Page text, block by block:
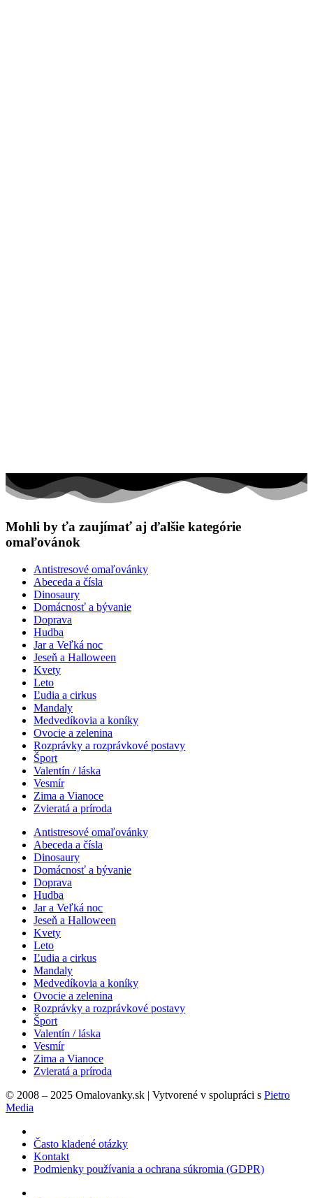
Mohli by ťa zaujímať aj ďalšie kategórie
omaľovánok
Antistresové omaľovánky
Abeceda a čísla
Dinosaury
Domácnosť a bývanie
Doprava
Hudba
Jar a Veľká noc
Jeseň a Halloween
Kvety
Leto
Ľudia a cirkus
Mandaly
Medvedíkovia a koníky
Ovocie a zelenina
Rozprávky a rozprávkové postavy
Šport
Valentín / láska
Vesmír
Zima a Vianoce
Zvieratá a príroda
Antistresové omaľovánky
Abeceda a čísla
Dinosaury
Domácnosť a bývanie
Doprava
Hudba
Jar a Veľká noc
Jeseň a Halloween
Kvety
Leto
Ľudia a cirkus
Mandaly
Medvedíkovia a koníky
Ovocie a zelenina
Rozprávky a rozprávkové postavy
Šport
Valentín / láska
Vesmír
Zima a Vianoce
Zvieratá a príroda
© 2008 – 2025 Omalovanky.sk | Vytvorené v spolupráci s Pietro
Media
Často kladené otázky
Kontakt
Podmienky používania a ochrana súkromia (GDPR)